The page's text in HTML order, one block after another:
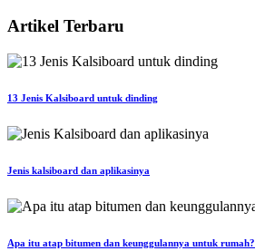
Artikel Terbaru
13 Jenis Kalsiboard untuk dinding
Jenis kalsiboard dan aplikasinya
Apa itu atap bitumen dan keunggulannya untuk rumah?